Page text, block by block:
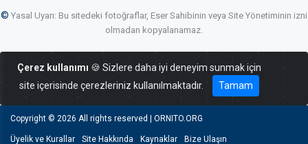
© Yasal Uyarı: Bu sitedeki fotoğraflar, Eser Sahibinin veya Site Yönetiminin izni
olmadan kopyalanamaz.
Çerez kullanımı 🍪 Sizlere daha iyi deneyim sunmak için
site içerisinde çerezleriniz kullanılmaktadır.
Tamam
Copyright © 2026 All rights reserved | ORNITO.ORG
Üyelik ve Kurallar Site Hakkında Kaynaklar Bize Ulaşın